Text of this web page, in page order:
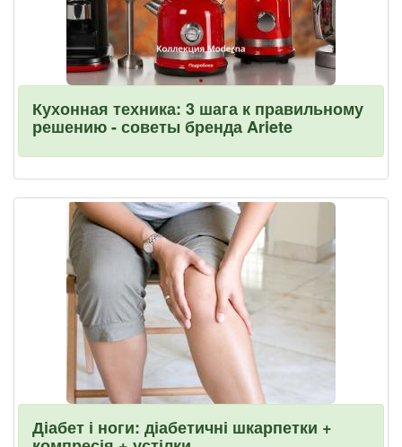
Кухонная техника: 3 шага к правильному
решению - советы бренда Ariete
Діабет і ноги: діабетичні шкарпетки +